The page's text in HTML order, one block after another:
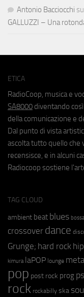
Antonio Bacciocchi su
GALLUZZI – Una
ETICA
RadioCoop, musica e
SA8000 diventando
della comunicazione e
Dal punto di vista
ascolta tutto quello che
recensisce, e in alcuni
Radiocoop sostiene
TAG CLOUD
ambient beat blues bossa
crossover dance
Grunge; hard rock
kimura laPOP lounge
pop post rock prog
rock rockabilly ska